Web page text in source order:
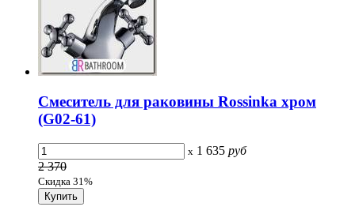
Смеситель для раковины Rossinka хром
(G02-61)
x 1 635 руб
2 370
Скидка 31%